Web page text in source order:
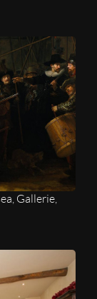
Gallerie,